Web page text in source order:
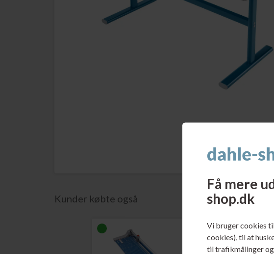
Få mere
shop.dk
Vi bruger cookies
cookies), til at
til trafikmålinger
Kunder købte også